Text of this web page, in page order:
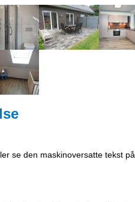
se den maskinoversatte tekst på